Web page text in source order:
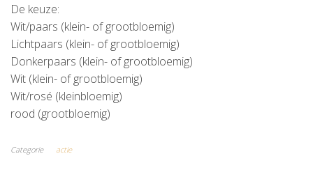
De keuze:
Wit/paars (klein- of grootbloemig)
Lichtpaars (klein- of grootbloemig)
Donkerpaars (klein- of grootbloemig)
Wit (klein- of grootbloemig)
Wit/rosé (kleinbloemig)
rood (grootbloemig)
Categorie actie